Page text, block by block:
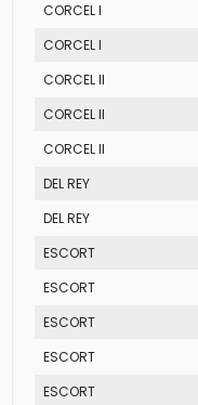
CORCEL I
CORCEL I
CORCEL II
CORCEL II
CORCEL II
DEL REY
DEL REY
ESCORT
ESCORT
ESCORT
ESCORT
ESCORT